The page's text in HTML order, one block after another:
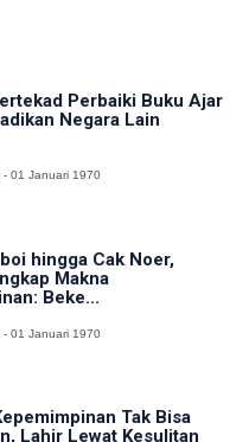
Perbaiki Buku Ajar
Negara Lain
- 01 Januari 1970
hingga Cak Noer,
Makna
Beke...
- 01 Januari 1970
Tak Bisa
Lahir Lewat Kesulitan